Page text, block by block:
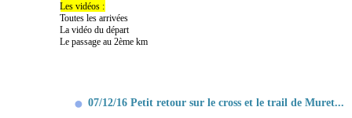
Les vidéos :
Toutes les arrivées
La vidéo du départ
Le passage au 2ème km
07/12/16 Petit retour sur le cross et le trail de Muret...